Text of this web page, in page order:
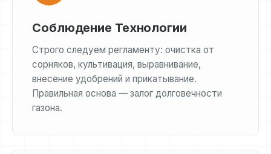
Соблюдение Технологии
Строго следуем регламенту: очистка от
сорняков, культивация, выравнивание,
внесение удобрений и прикатывание.
Правильная основа — залог долговечности
газона.